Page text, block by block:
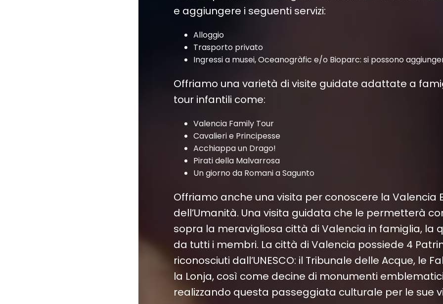
e aggiungere i seguenti servizi:
Alloggio
Trasporto privato
Ingressi a musei, Oceanogràfic e/o Bioparc: si possono
Offriamo una varietà di visite guidate adattate a
tour infantili come:
Valencia Family Tour
Cavalieri e Principesse
Acchiappa un Drago!
Pirati della Malvarrosa
Un giorno da Romani a Sagunto
Offriamo anche una visita per conoscere la Valencia
dell’Umanità. Una visita guidata che le permetterà
sopra la meravigliosa città di Valencia in famiglia, la
da tutti i membri. La città di Valencia possiede 4
riconosciuti dall’UNESCO: il Tribunale delle Acque, le
la Lonja, così come decine di monumenti
realizzando questa passeggiata culturale per le sue